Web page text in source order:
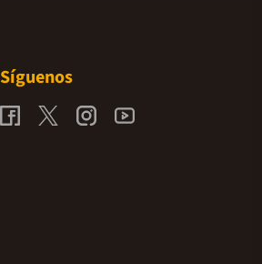
Síguenos